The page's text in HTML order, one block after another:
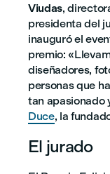
Viudas,
presidenta del
inauguró el
premio:
diseñadores,
personas que
tan apasionado
Duce, la
El jurado